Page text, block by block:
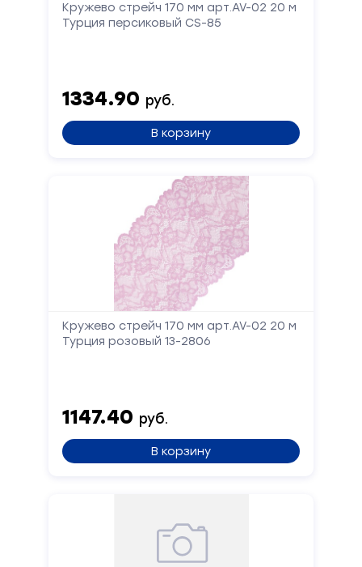
Кружево стрейч 170 мм арт.AV-02 20 м
Турция персиковый CS-85
1334.90 руб.
В корзину
Кружево стрейч 170 мм арт.AV-02 20 м
Турция розовый 13-2806
1147.40 руб.
В корзину